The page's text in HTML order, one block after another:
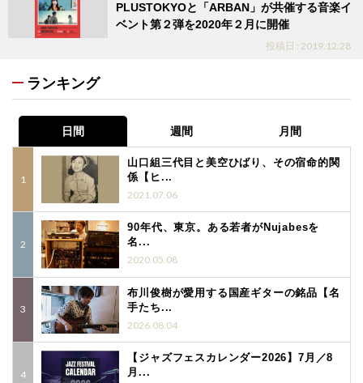
PLUSTOKYOと「ARBAN」が共催する音楽イ
ベント第２弾を2020年２月に開催
投稿日 : 2019.12.28
ランキング
日間 週間 月間
山口組三代目と美空ひばり、その宿命的関
係【ヒ...
2021.07.06
90年代、東京。ある若者がNujabesを
名...
2020.05.08
布川俊樹が愛用する国産ギターの銘品【名
手たち...
2026.08.04
【ジャズフェスカレンダー2026】7月／8
月...